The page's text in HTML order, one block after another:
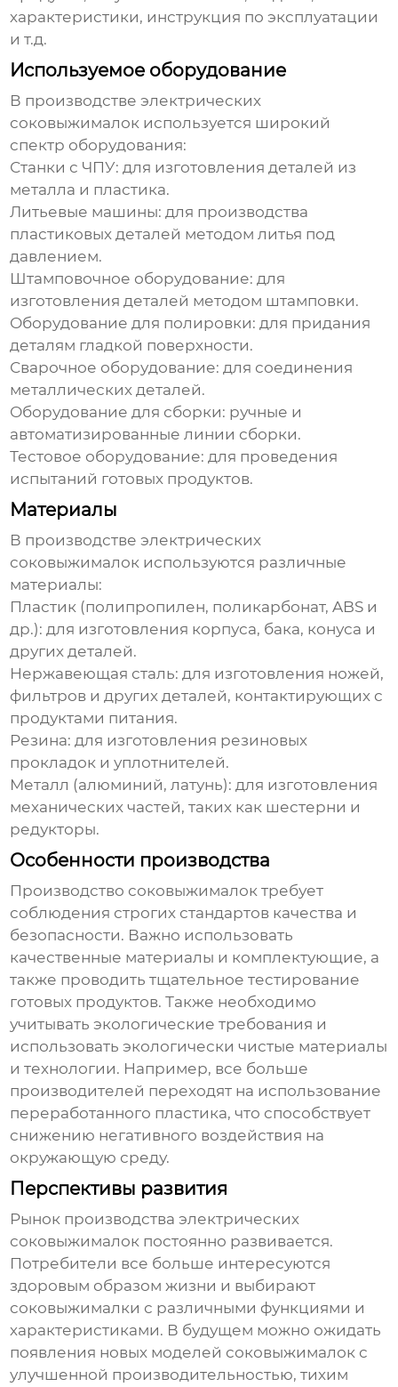
характеристики, инструкция по эксплуатации
и т.д.
Используемое оборудование
В производстве электрических
соковыжималок используется широкий
спектр оборудования:
Станки с ЧПУ: для изготовления деталей из
металла и пластика.
Литьевые машины: для производства
пластиковых деталей методом литья под
давлением.
Штамповочное оборудование: для
изготовления деталей методом штамповки.
Оборудование для полировки: для придания
деталям гладкой поверхности.
Сварочное оборудование: для соединения
металлических деталей.
Оборудование для сборки: ручные и
автоматизированные линии сборки.
Тестовое оборудование: для проведения
испытаний готовых продуктов.
Материалы
В производстве электрических
соковыжималок используются различные
материалы:
Пластик (полипропилен, поликарбонат, ABS и
др.): для изготовления корпуса, бака, конуса и
других деталей.
Нержавеющая сталь: для изготовления ножей,
фильтров и других деталей, контактирующих с
продуктами питания.
Резина: для изготовления резиновых
прокладок и уплотнителей.
Металл (алюминий, латунь): для изготовления
механических частей, таких как шестерни и
редукторы.
Особенности производства
Производство соковыжималок требует
соблюдения строгих стандартов качества и
безопасности. Важно использовать
качественные материалы и комплектующие, а
также проводить тщательное тестирование
готовых продуктов. Также необходимо
учитывать экологические требования и
использовать экологически чистые материалы
и технологии. Например, все больше
производителей переходят на использование
переработанного пластика, что способствует
снижению негативного воздействия на
окружающую среду.
Перспективы развития
Рынок производства электрических
соковыжималок постоянно развивается.
Потребители все больше интересуются
здоровым образом жизни и выбирают
соковыжималки с различными функциями и
характеристиками. В будущем можно ожидать
появления новых моделей соковыжималок с
улучшенной производительностью, тихим